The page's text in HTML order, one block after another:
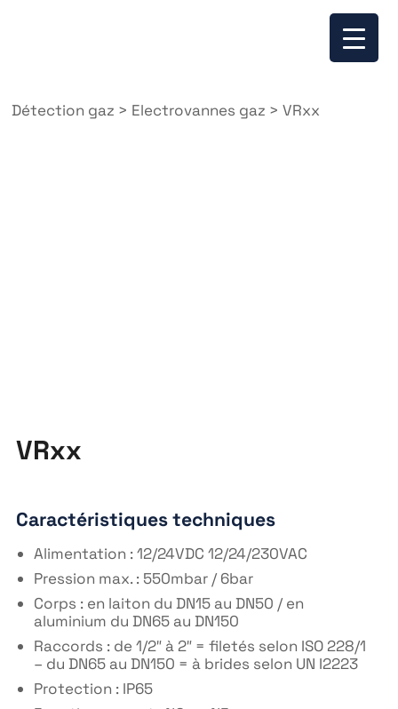
Détection gaz > Electrovannes gaz > VRxx
VRxx
Caractéristiques techniques
Alimentation : 12/24VDC 12/24/230VAC
Pression max. : 550mbar / 6bar
Corps : en laiton du DN15 au DN50 / en
aluminium du DN65 au DN150
Raccords : de 1/2″ à 2″ = filetés selon ISO 228/1
– du DN65 au DN150 = à brides selon UN I2223
Protection : IP65